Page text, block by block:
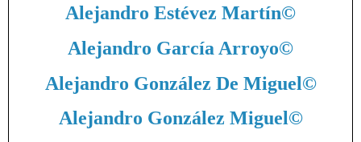
Alejandro Estévez Martín©
Alejandro García Arroyo©
Alejandro González De Miguel©
Alejandro González Miguel©